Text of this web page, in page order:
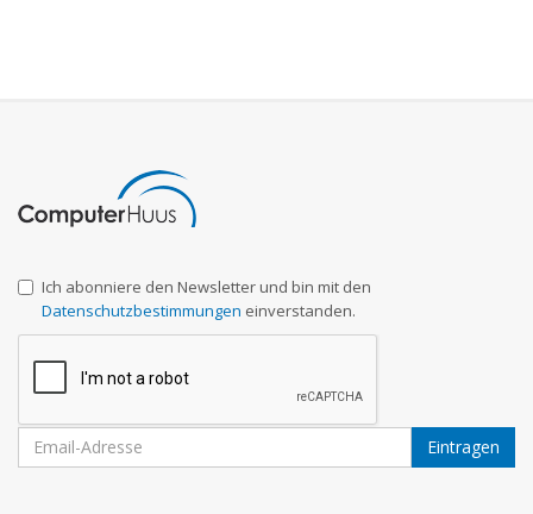
Ich abonniere den Newsletter und bin mit den
Datenschutzbestimmungen einverstanden.
Eintragen